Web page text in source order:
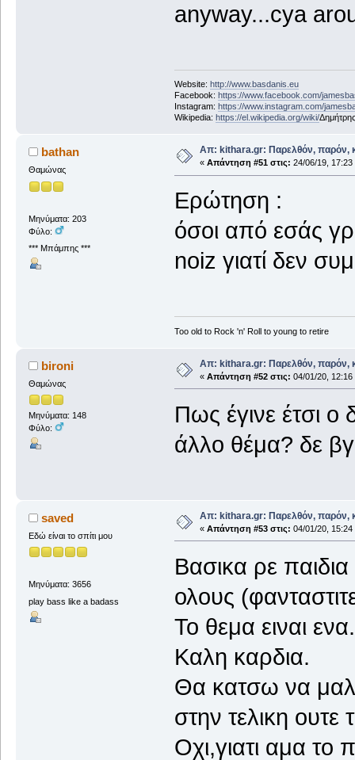
anyway...cya
Website: http://www.basdanis.eu
Facebook: https://www.facebook.com/
Instagram: https://www.instagram.com/
Wikipedia: https://el.wikipedia.org/wiki/
bathan
Θαμώνας
Μηνύματα: 203
Φύλο:
*** Μπάμπης ***
Απ: kithara.gr: Παρελθόν, παρόν,
« Απάντηση #51 στις: 24/06/19, 17:23
Ερώτηση :
όσοι από εσάς
noiz γιατί δεν
Too old to Rock 'n' Roll to young to retire
bironi
Θαμώνας
Μηνύματα: 148
Φύλο:
Απ: kithara.gr: Παρελθόν, παρόν,
« Απάντηση #52 στις: 04/01/20, 12:16
Πως έγινε έτσι
άλλο θέμα? δε
saved
Εδώ είναι το σπίτι μου
Μηνύματα: 3656
play bass like a badass
Απ: kithara.gr: Παρελθόν, παρόν,
« Απάντηση #53 στις: 04/01/20, 15:24
Βασικα ρε παιδια
ολους
Το θεμα ειναι
Καλη καρδια.
Θα κατσω να
στην τελικη
Οχι,γιατι αμα το